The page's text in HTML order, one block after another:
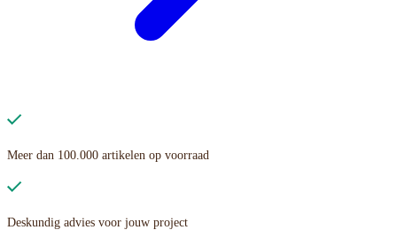
Meer dan 100.000 artikelen op voorraad
Deskundig advies voor jouw project